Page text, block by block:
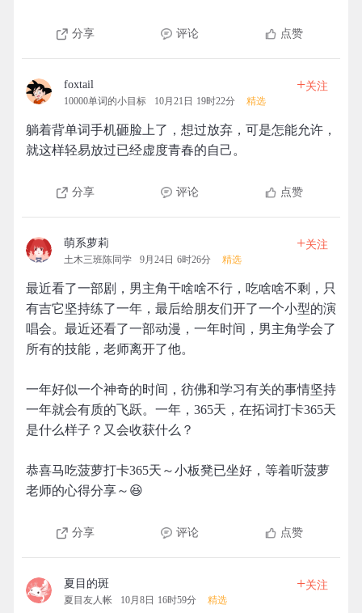
分享 评论 点赞
foxtail
10000单词的小目标 10月21日 19时22分 精选
+关注
躺着背单词手机砸脸上了，想过放弃，可是怎能允许，
就这样轻易放过已经虚度青春的自己。
分享 评论 点赞
萌系萝莉
土木三班陈同学 9月24日 6时26分 精选
+关注
最近看了一部剧，男主角干啥啥不行，吃啥啥不剩，只
有吉它坚持练了一年，最后给朋友们开了一个小型的演
唱会。最近还看了一部动漫，一年时间，男主角学会了
所有的技能，老师离开了他。
一年好似一个神奇的时间，彷佛和学习有关的事情坚持
一年就会有质的飞跃。一年，365天，在拓词打卡365天
是什么样子？又会收获什么？
恭喜马吃菠萝打卡365天～小板凳已坐好，等着听菠萝
老师的心得分享～😆
分享 评论 点赞
夏目的斑
夏目友人帐 10月8日 16时59分 精选
+关注